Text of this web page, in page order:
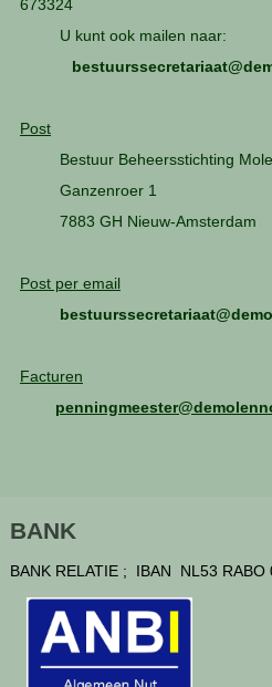
673324
U kunt ook mailen naar:
Post
Bestuur Beheersstichting
Ganzenroer 1
7883 GH Nieuw-Amsterdam
Post per email
Facturen
BANK
BANK RELATIE ; IBAN NL53